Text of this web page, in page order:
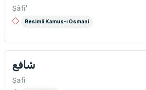
Şâfi'
Resimli Kamus-ı Osmani
شافع
Şafi